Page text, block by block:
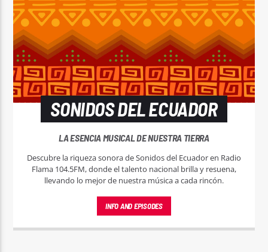
SONIDOS DEL ECUADOR
LA ESENCIA MUSICAL DE NUESTRA TIERRA
Descubre la riqueza sonora de Sonidos del Ecuador en Radio
Flama 104.5FM, donde el talento nacional brilla y resuena,
llevando lo mejor de nuestra música a cada rincón.
INFO AND EPISODES